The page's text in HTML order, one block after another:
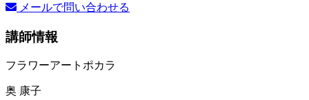
メールで問い合わせる
講師情報
フラワーアートポカラ
奥 康子